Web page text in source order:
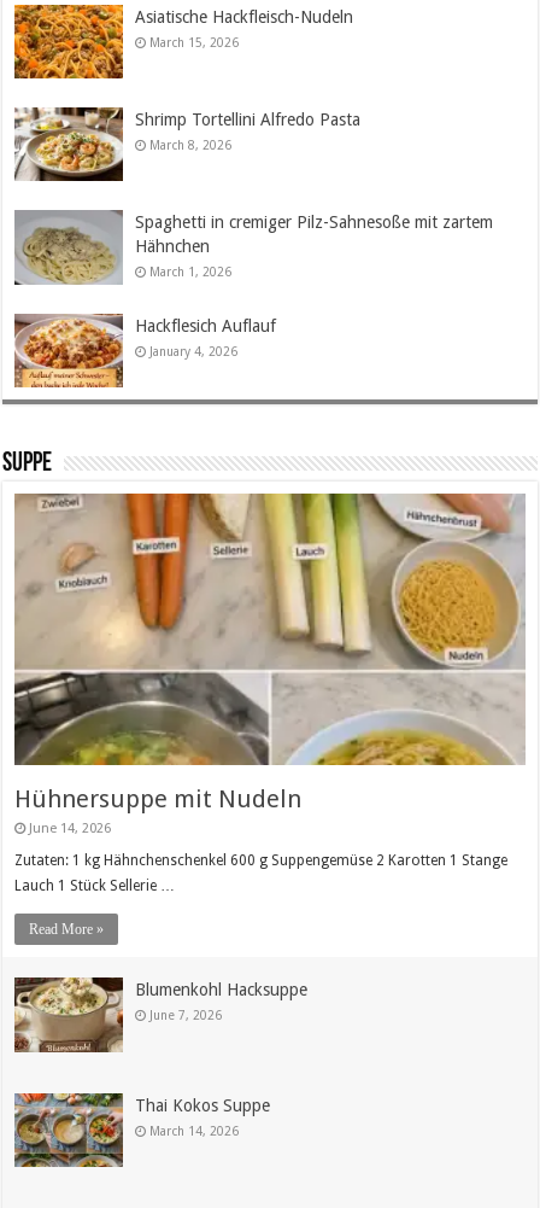
Asiatische Hackfleisch-Nudeln
March 15, 2026
Shrimp Tortellini Alfredo Pasta
March 8, 2026
Spaghetti in cremiger Pilz-Sahnesoße mit zartem
Hähnchen
March 1, 2026
Hackflesich Auflauf
January 4, 2026
SUPPE
Hühnersuppe mit Nudeln
June 14, 2026
Zutaten: 1 kg Hähnchenschenkel 600 g Suppengemüse 2 Karotten 1 Stange
Lauch 1 Stück Sellerie …
Read More »
Blumenkohl Hacksuppe
June 7, 2026
Thai Kokos Suppe
March 14, 2026